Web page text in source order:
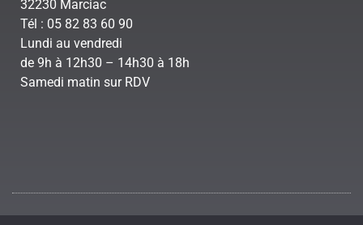
32230 Marciac
Tél : 05 82 83 60 90
Lundi au vendredi
de 9h à 12h30 – 14h30 à 18h
Samedi matin sur RDV